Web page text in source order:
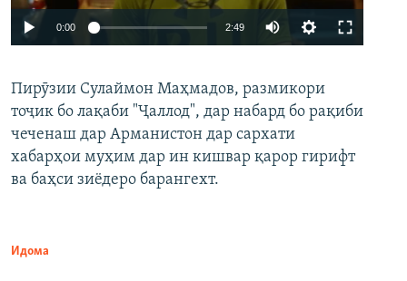
Auto 240p 360p 480p
720p 1080p
0:00 2:49
360p
480p
Пирӯзии Сулаймон Маҳмадов, размикори
тоҷик бо лақаби "Ҷаллод", дар набард бо рақиби
чеченаш дар Арманистон дар сархати
хабарҳои муҳим дар ин кишвар қарор гирифт
ва баҳси зиёдеро барангехт.
Идома